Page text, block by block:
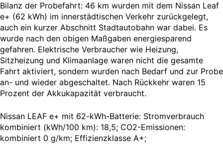
Bilanz der Probefahrt: 46 km wurden mit dem Nissan Leaf
e+ (62 kWh) im innerstädtischen Verkehr zurückgelegt,
auch ein kurzer Abschnitt Stadtautobahn war dabei. Es
wurde nach den obigen Maßgaben energiesparend
gefahren. Elektrische Verbraucher wie Heizung,
Sitzheizung und Klimaanlage waren nicht die gesamte
Fahrt aktiviert, sondern wurden nach Bedarf und zur Probe
an- und wieder abgeschaltet. Nach Rückkehr waren 15
Prozent der Akkukapazität verbraucht.
Nissan LEAF e+ mit 62-kWh-Batterie: Stromverbrauch
kombiniert (kWh/100 km): 18,5; CO2-Emissionen:
kombiniert 0 g/km; Effizienzklasse A+;